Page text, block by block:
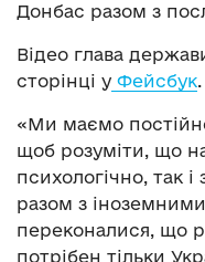
Донбас разом з
Відео глава
сторінці у Фейсбук.
«Ми маємо
щоб розуміти, що
психологічно, так і
разом з
переконалися, що
потрібен тільки